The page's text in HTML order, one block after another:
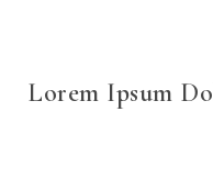
Lorem Ipsum